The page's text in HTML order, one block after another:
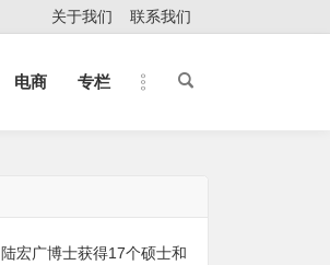
关于我们 联系我们
电商 专栏
陆宏广博士获得17个硕士和